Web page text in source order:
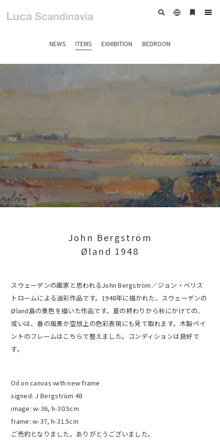
NEWS ITEMS EXHIBITION BEDROOM
日
ブ
ー
John Bergström
Øland 1948
スウェーデンの画家と思われるJohn Bergström／ジョン・ベリス
トロームによる油彩作品です。1948年に描かれた、スウェーデンの
Øland島の景色を描いた作品です。夏の終わりから秋にかけての、
或いは、春の風景か空想上の色彩表現にも見て取れます。木製ペイ
ントのフレームはこちらで整えました。コンディションは良好で
す。
Oil on canvas with new frame
signed: J Bergström 48
image: w-36, h-30.5cm
frame: w-37, h-31.5cm
ご売約となりました。ありがとうございました。